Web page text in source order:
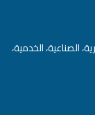
الخدمية،